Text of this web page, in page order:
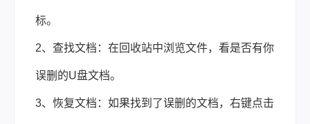
标。
2、查找文档：在回收站中浏览文件，看是否有你
误删的U盘文档。
3、恢复文档：如果找到了误删的文档，右键点击